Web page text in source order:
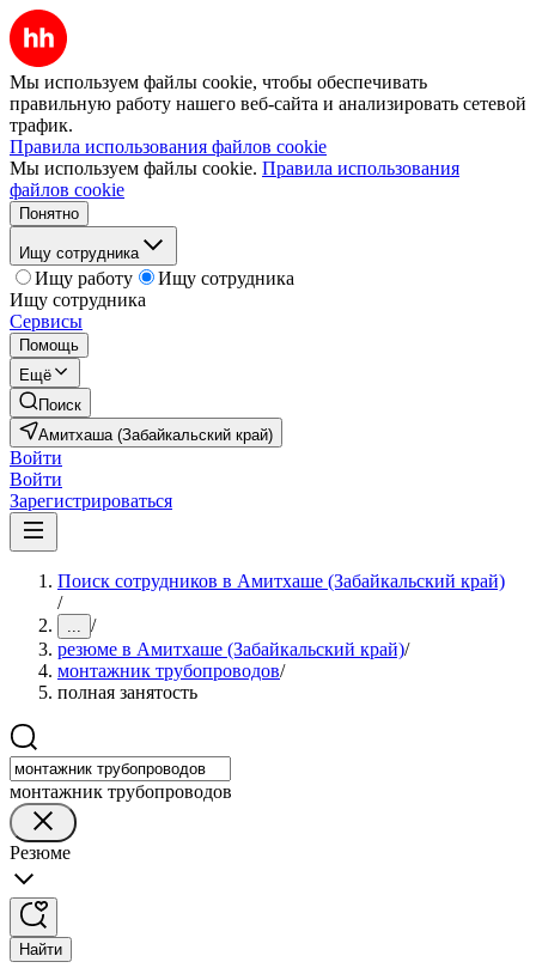
Мы используем файлы cookie, чтобы обеспечивать
правильную работу нашего веб-сайта и анализировать сетевой
трафик.
Правила использования файлов cookie
Мы используем файлы cookie. Правила использования
файлов cookie
Понятно
Ищу сотрудника
Ищу работу
Ищу сотрудника
Ищу сотрудника
Сервисы
Помощь
Ещё
Поиск
Амитхаша (Забайкальский край)
Войти
Войти
Зарегистрироваться
Поиск сотрудников в Амитхаше (Забайкальский край)
/
... /
резюме в Амитхаше (Забайкальский край)/
монтажник трубопроводов/
полная занятость
монтажник трубопроводов
Резюме
Найти